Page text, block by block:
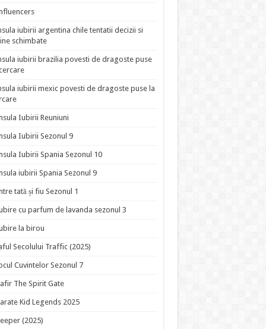
iubirii argentina chile tentatii decizii si
schimbate
iubirii brazilia povesti de dragoste puse
iubirii mexic povesti de dragoste puse la
Iubirii Reuniuni
Iubirii Sezonul 9
Iubirii Spania Sezonul 10
iubirii Spania Sezonul 9
tată și fiu Sezonul 1
cu parfum de lavanda sezonul 3
la birou
Secolului Traffic (2025)
Cuvintelor Sezonul 7
The Spirit Gate
Kid Legends 2025
(2025)